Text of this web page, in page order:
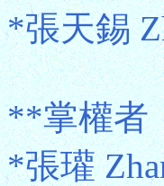
*張天錫
**掌權者
*張瓘